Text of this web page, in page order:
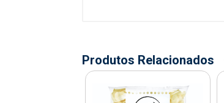
Produtos Relacionados